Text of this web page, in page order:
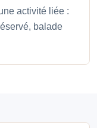
activité liée :
balade